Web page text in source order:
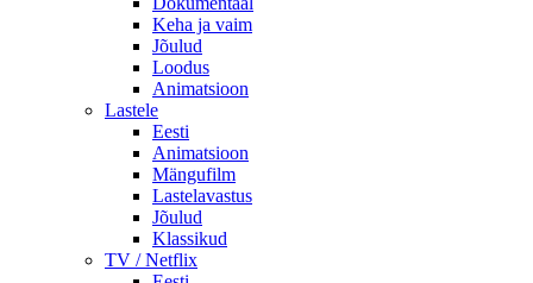
Keha ja vaim
Jõulud
Loodus
Animatsioon
Lastele
Eesti
Animatsioon
Mängufilm
Lastelavastus
Jõulud
Klassikud
TV / Netflix